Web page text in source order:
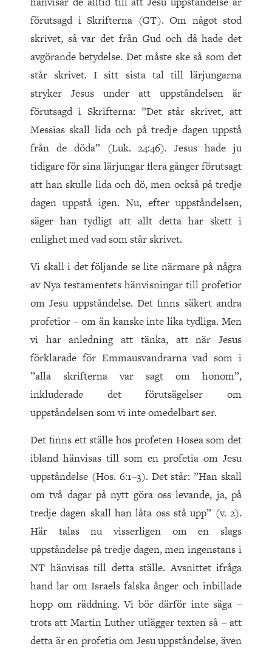
förutsagd i Skrifterna (GT). Om något stod
skrivet, så var det från Gud och då hade det
avgörande betydelse. Det måste ske så som det
står skrivet. I sitt sista tal till lärjungarna
stryker Jesus under att uppståndelsen är
förutsagd i Skrifterna: ”Det står skrivet, att
Messias skall lida och på tredje dagen uppstå
från de döda” (Luk. 24:46).Jesus hade ju
tidigare för sina lärjungar flera gånger förutsagt
att han skulle lida och dö, men också på tredje
dagen uppstå igen. Nu, efter uppståndelsen,
säger han tydligt att allt detta har skett i
enlighet med vad som står skrivet.
Vi skall i det följande se lite närmare på några
av Nya testamentets hänvisningar till profetior
om Jesu uppståndelse. Det finns säkert andra
profetior – om än kanske inte lika tydliga. Men
vi har anledning att tänka, att när Jesus
förklarade för Emmausvandrarna vad som i
”alla skrifterna var sagt om honom”,
inkluderade det förutsägelser om
uppståndelsen som vi inte omedelbart ser.
Det finns ett ställe hos profeten Hosea som det
ibland hänvisas till som en profetia om Jesu
uppståndelse (Hos. 6:1–3). Det står: ”Han skall
om två dagar på nytt göra oss levande, ja, på
tredje dagen skall han låta oss stå upp” (v. 2).
Här talas nu visserligen om en slags
uppståndelse på tredje dagen, men ingenstans i
NT hänvisas till detta ställe. Avsnittet ifråga
hand lar om Israels falska ånger och inbillade
hopp om räddning. Vi bör därför inte säga –
trots att Martin Luther utlägger texten så – att
detta är en profetia om Jesu uppståndelse, även